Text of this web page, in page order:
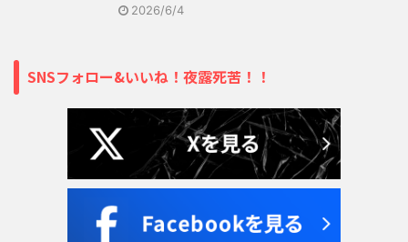
2026/6/4
SNSフォロー&いいね！夜露死苦！！